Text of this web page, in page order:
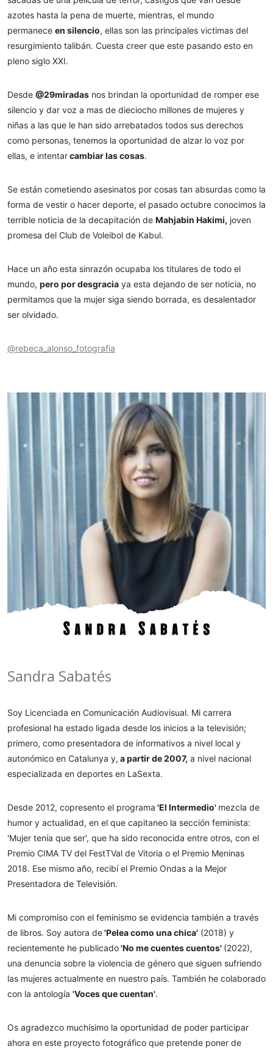
azotes hasta la pena de muerte, mientras, el mundo
permanece en silencio, ellas son las principales victimas del
resurgimiento talibán. Cuesta creer que este pasando esto en
pleno siglo XXI.
Desde @29miradas nos brindan la oportunidad de romper ese
silencio y dar voz a mas de dieciocho millones de mujeres y
niñas a las que le han sido arrebatados todos sus derechos
como personas, tenemos la oportunidad de alzar lo voz por
ellas, e intentarcambiar las cosas.
Se están cometiendo asesinatos por cosas tan absurdas como la
forma de vestir o hacer deporte, el pasado octubre conocimos la
terrible noticia de la decapitación de Mahjabin Hakimi, joven
promesa del Club de Voleibol de Kabul.
Hace un año esta sinrazón ocupaba los titulares de todo el
mundo, pero por desgracia ya esta dejando de ser noticia, no
permitamos que la mujer siga siendo borrada, es desalentador
ser olvidado.
@rebeca_alonso_fotografia
Sandra Sabatés
Soy Licenciada en Comunicación Audiovisual. Mi carrera
profesional ha estado ligada desde los inicios a la televisión;
primero, como presentadora de informativos a nivel local y
autonómico en Catalunya y, a partir de 2007, a nivel nacional
especializada en deportes en LaSexta.
Desde 2012, copresento el programa 'El Intermedio' mezcla de
humor y actualidad, en el que capitaneo la sección feminista:
'Mujer tenía que ser', que ha sido reconocida entre otros, con el
Premio CIMA TV del FestTVal de Vitoria o el Premio Meninas
2018. Ese mismo año, recibí el Premio Ondas a la Mejor
Presentadora de Televisión.
Mi compromiso con el feminismo se evidencia también a través
de libros. Soy autora de'Pelea como una chica' (2018) y
recientemente he publicado'No me cuentes cuentos' (2022),
una denuncia sobre la violencia de género que siguen sufriendo
las mujeres actualmente en nuestro país. También he colaborado
con la antología 'Voces que cuentan'.
Os agradezco muchísimo la oportunidad de poder participar
ahora en este proyecto fotográfico que pretende poner de